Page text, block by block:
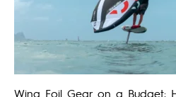
Wing Foil Gear on a Budget: